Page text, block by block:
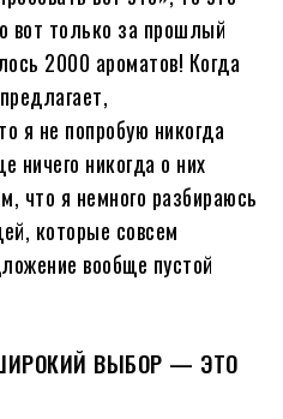
вот только за прошлый
2000 ароматов! Когда
я не попробую никогда
ничего никогда о них
что я немного разбираюсь
которые совсем
вообще пустой
ВЫБОР — ЭТО